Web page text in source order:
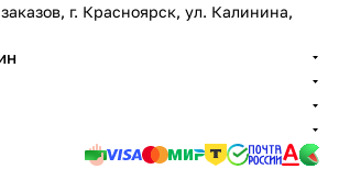
г. Красноярск, ул. Калинина,